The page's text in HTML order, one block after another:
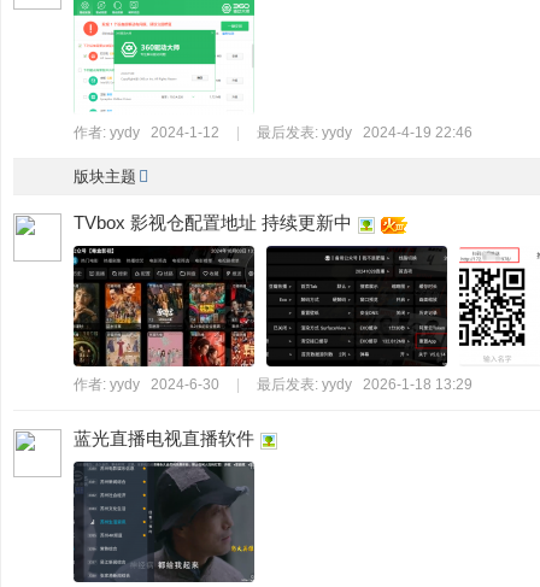
作者: yydy 2024-1-12 最后发表: yydy 2024-4-19 22:46
版块主题
TVbox 影视仓配置地址 持续更新中
作者: yydy 2024-6-30 最后发表: yydy 2026-1-18 13:29
蓝光直播电视直播软件